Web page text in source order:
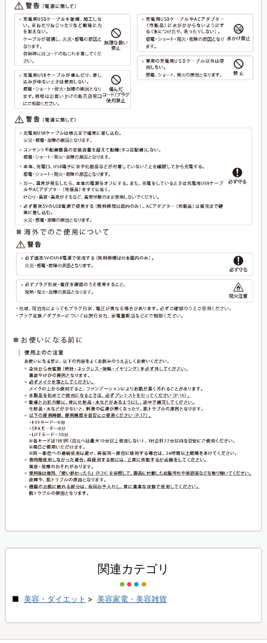
関連カテゴリ
美容・ダイエット > 美容家電・美容雑貨